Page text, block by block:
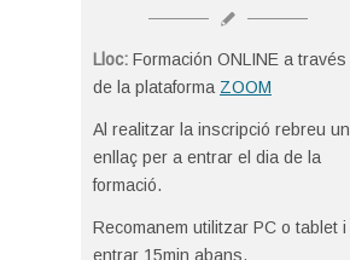
Lloc: Formación ONLINE a través
de la plataforma ZOOM
Al realitzar la inscripció rebreu un
enllaç per a entrar el dia de la
formació.
Recomanem utilitzar PC o tablet i
entrar 15min abans.